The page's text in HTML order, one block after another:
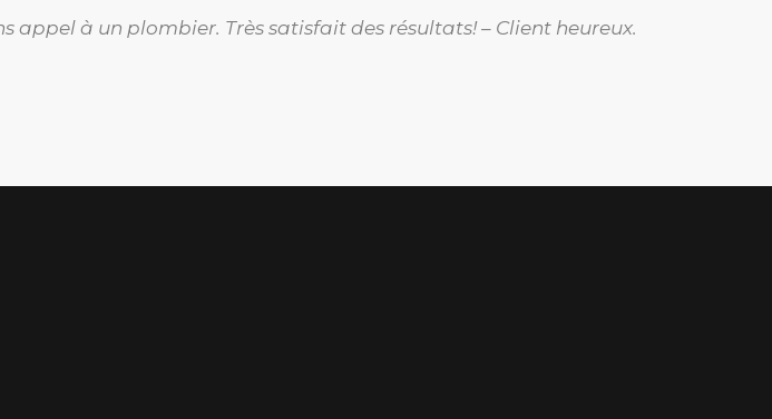
appel à un plombier. Très satisfait des résultats! – Client heureux.